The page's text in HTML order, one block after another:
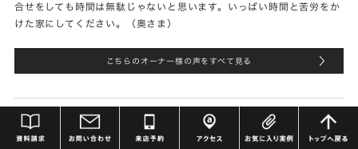
合せをしても時間は無駄じゃないと思います。いっぱい時間と苦労をか
けた家にしてください。（奥さま）
こちらのオーナー様の声をすべて見る
大阪府Ｍ様（40代）